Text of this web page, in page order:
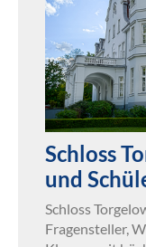
Schloss
und
Schloss
Fragensteller,